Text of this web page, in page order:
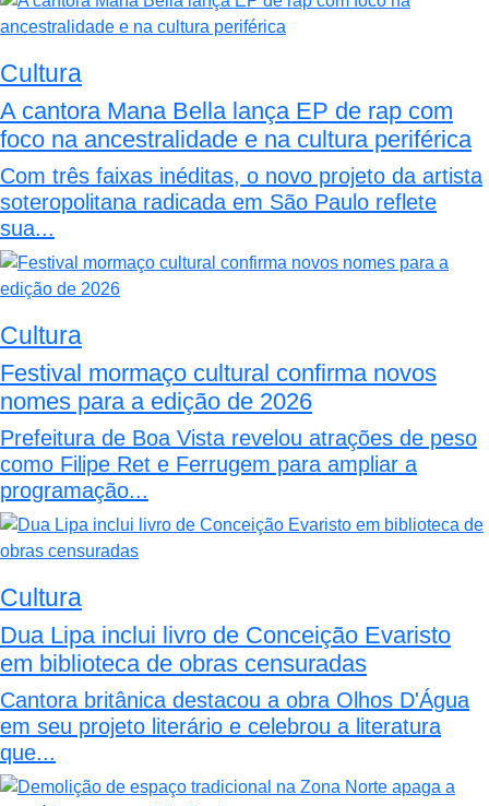
Cultura
A cantora Mana Bella lança EP de rap com
foco na ancestralidade e na cultura periférica
Com três faixas inéditas, o novo projeto da artista
soteropolitana radicada em São Paulo reflete
sua...
Cultura
Festival mormaço cultural confirma novos
nomes para a edição de 2026
Prefeitura de Boa Vista revelou atrações de peso
como Filipe Ret e Ferrugem para ampliar a
programação...
Cultura
Dua Lipa inclui livro de Conceição Evaristo
em biblioteca de obras censuradas
Cantora britânica destacou a obra Olhos D'Água
em seu projeto literário e celebrou a literatura
que...